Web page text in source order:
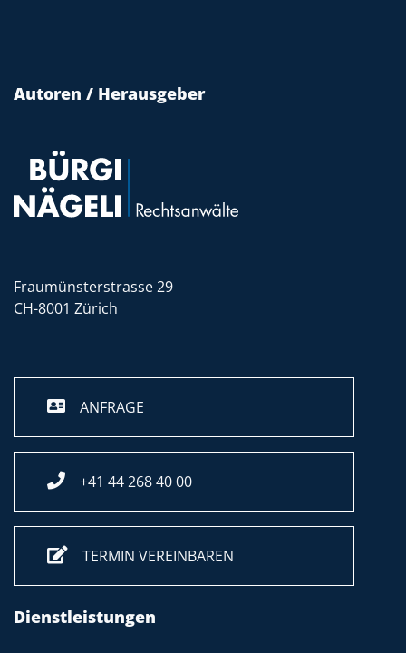
Autoren / Herausgeber
Fraumünsterstrasse 29
CH-8001 Zürich
ANFRAGE
+41 44 268 40 00
TERMIN VEREINBAREN
Dienstleistungen